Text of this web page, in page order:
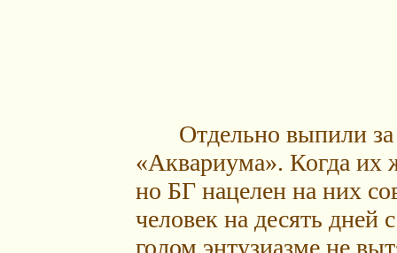
Отдельно выпили за
«Аквариума». Когда их
но БГ нацелен на них
человек на десять
голом энтузиазме не